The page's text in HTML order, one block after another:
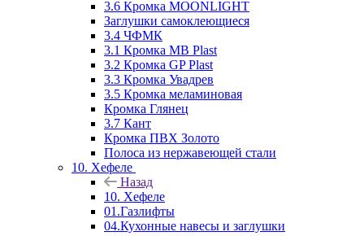
3.6 Кромка MOONLIGHT
Заглушки самоклеющиеся
3.4 ЧФМК
3.1 Кромка MB Plast
3.2 Кромка GP Plast
3.3 Кромка Увадрев
3.5 Кромка меламиновая
Кромка Глянец
3.7 Кант
Кромка ПВХ Золото
Полоса из нержавеющей стали
10. Хефеле
Назад
10. Хефеле
01.Газлифты
04.Кухонные навесы и заглушки